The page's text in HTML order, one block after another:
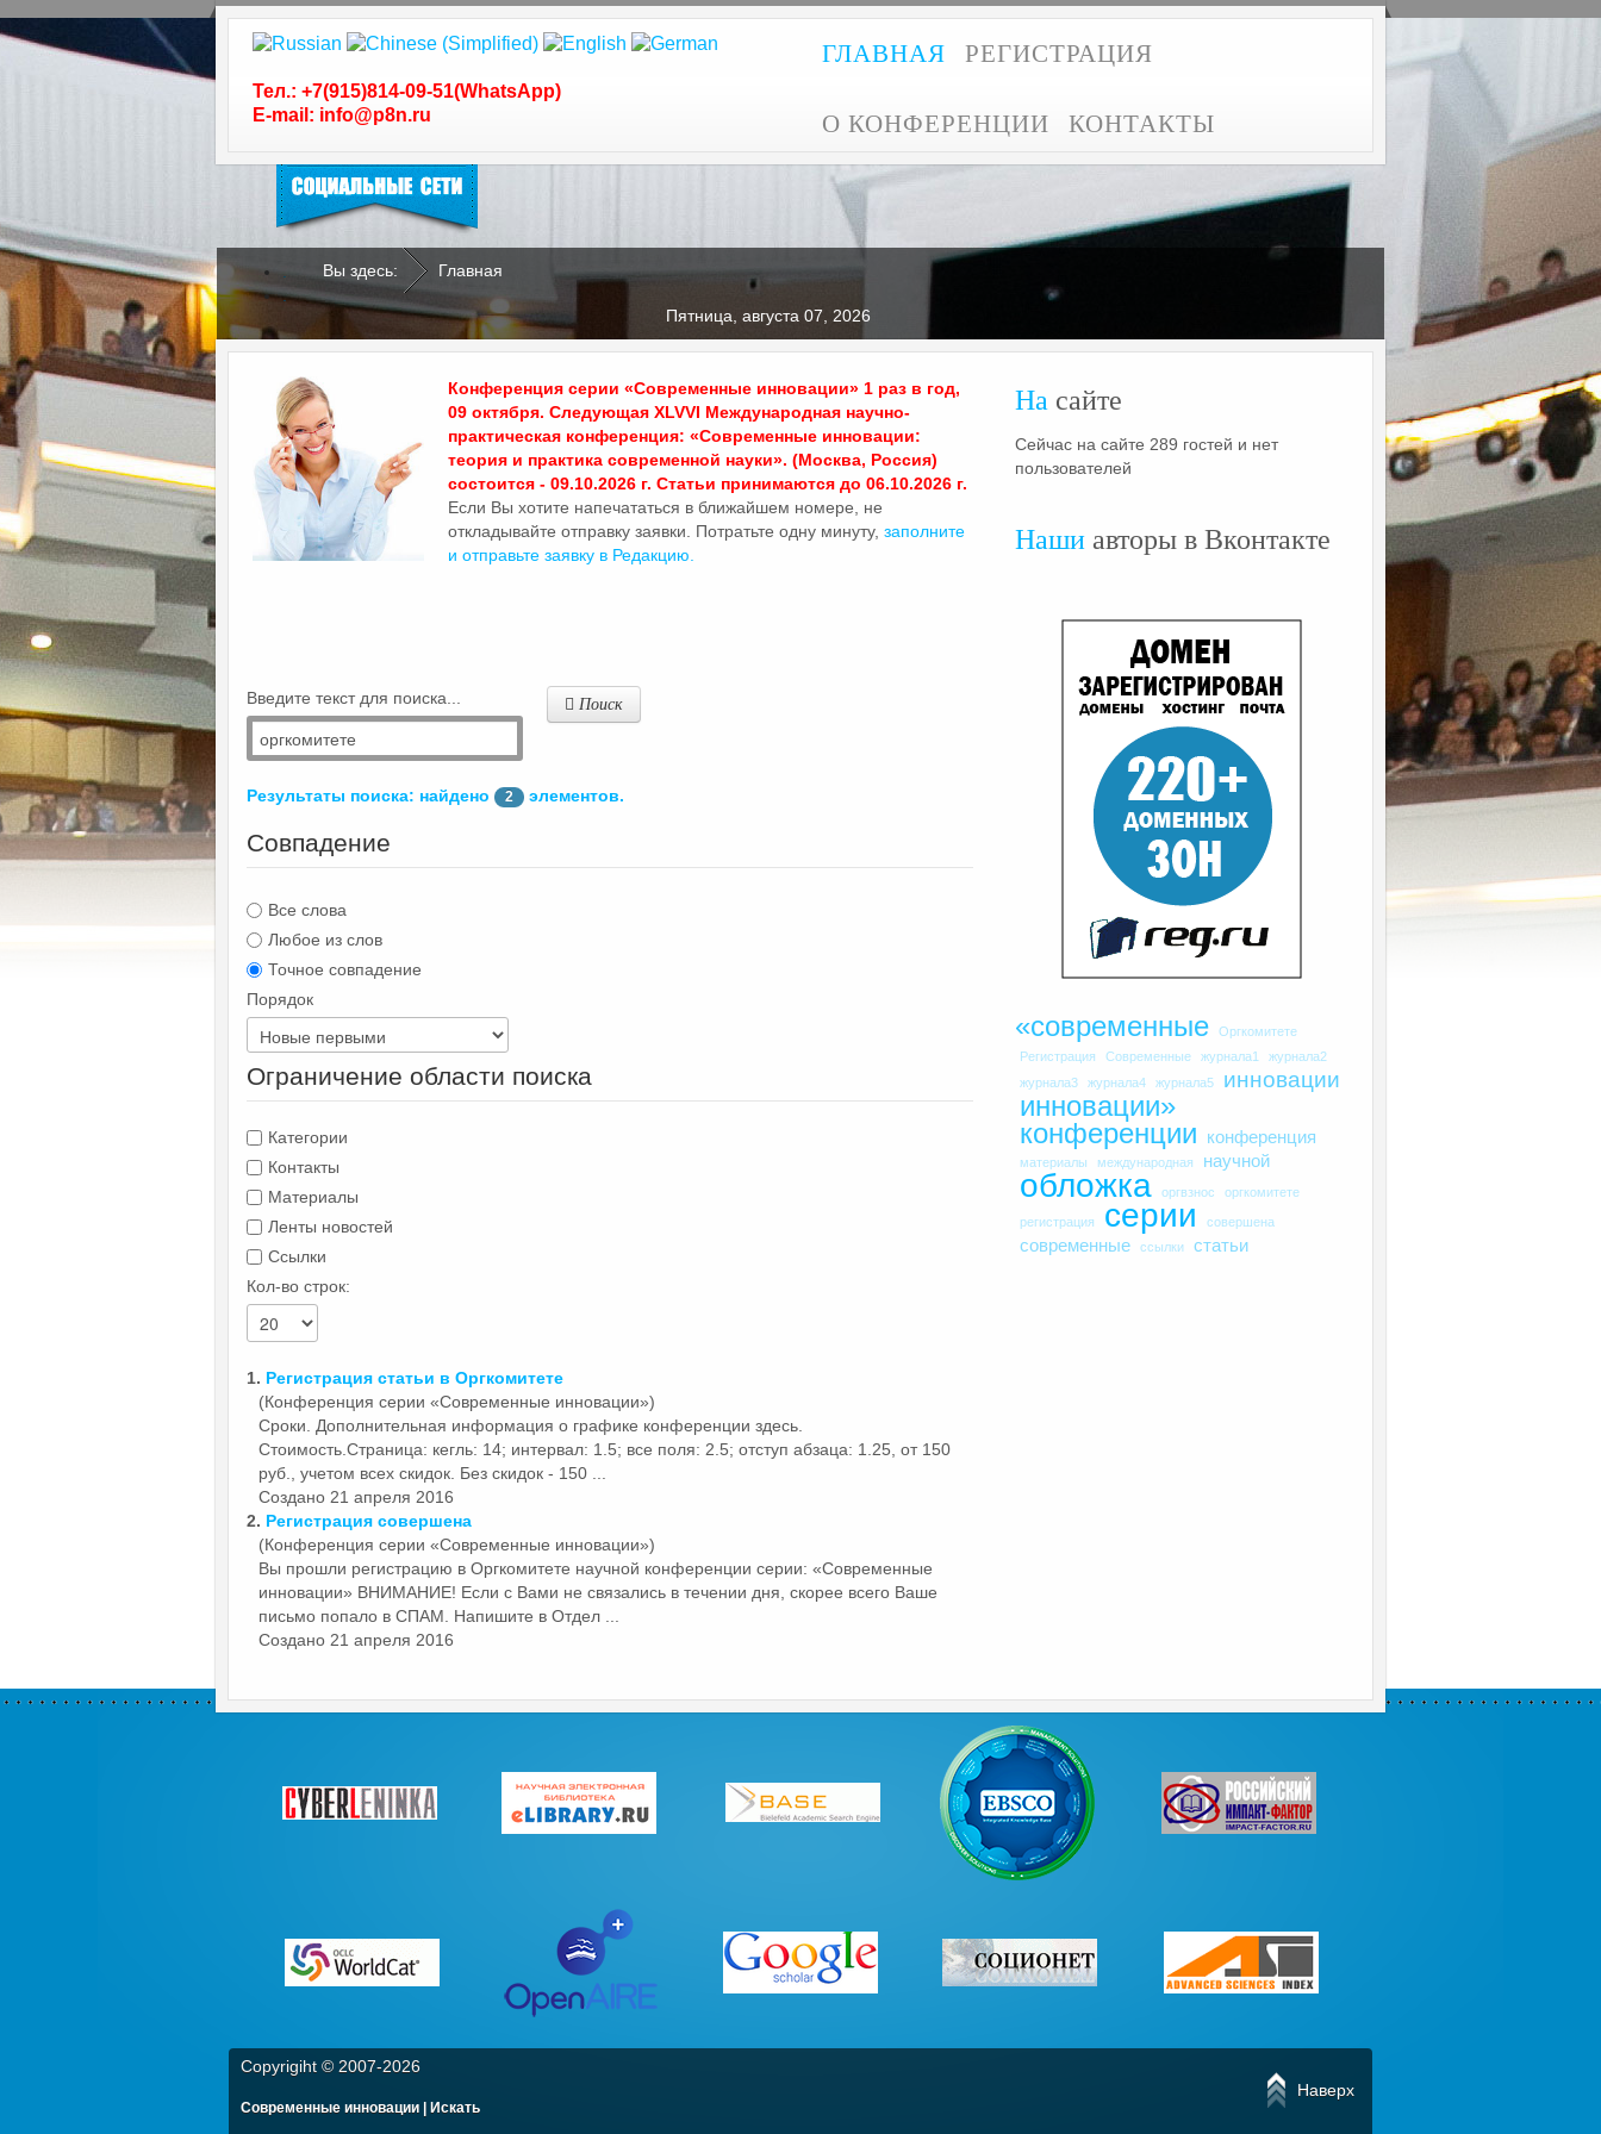
Тел.: +7(915)814-09-51(WhatsApp)
E-mail: info@p8n.ru
ГЛАВНАЯ РЕГИСТРАЦИЯ
О КОНФЕРЕНЦИИ КОНТАКТЫ
Следуйте за нами в
.
Вы здесь: Главная
Пятница, августа 07, 2026
Конференция серии «Современные инновации» 1 раз в год,
09 октября. Следующая XLVVI Международная научно-
практическая конференция: «Современные инновации:
теория и практика современной науки». (Москва, Россия)
состоится - 09.10.2026 г. Статьи принимаются до 06.10.2026 г.
Если Вы хотите напечататься в ближайшем номере, не
откладывайте отправку заявки. Потратьте одну минуту, заполните
и отправьте заявку в Редакцию.
Введите текст для поиска... Поиск
Результаты поиска: найдено 2 элементов.
Совпадение
Все слова
Любое из слов
Точное совпадение
Порядок
Ограничение области поиска
Категории
Контакты
Материалы
Ленты новостей
Ссылки
Кол-во строк:
1. Регистрация статьи в Оргкомитете
(Конференция серии «Современные инновации»)
Сроки. Дополнительная информация о графике конференции здесь.
Стоимость.Страница: кегль: 14; интервал: 1.5; все поля: 2.5; отступ абзаца: 1.25, от 150
руб., учетом всех скидок. Без скидок - 150 ...
Создано 21 апреля 2016
2. Регистрация совершена
(Конференция серии «Современные инновации»)
Вы прошли регистрацию в Оргкомитете научной конференции серии: «Современные
инновации» ВНИМАНИЕ! Если с Вами не связались в течении дня, скорее всего Ваше
письмо попало в СПАМ. Напишите в Отдел ...
Создано 21 апреля 2016
На сайте
Сейчас на сайте 289 гостей и нет
пользователей
Наши авторы в Вконтакте
«современные
Оргкомитете
Регистрация
Современные журнала1
журнала2
журнала3
журнала4 журнала5 инновации
инновации»
конференции
конференция
материалы международная научной
обложка оргвзнос оргкомитете
регистрация серии совершена
современные ссылки статьи
Copyrigiht © 2007-2026
Современные инновации | Искать
Наверх